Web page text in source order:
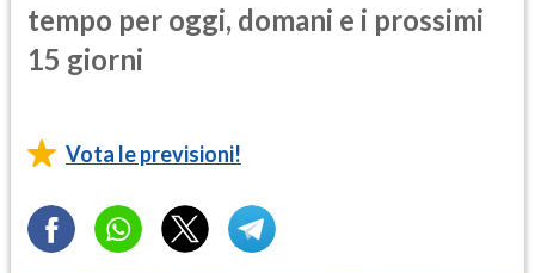
tempo per oggi, domani e i prossimi
15 giorni
Vota le previsioni!